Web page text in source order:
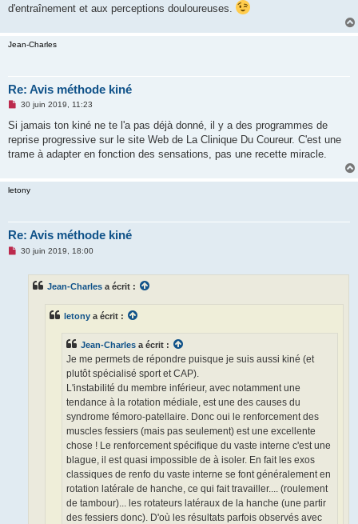
d'entraînement et aux perceptions douloureuses.
Jean-Charles
Re: Avis méthode kiné
M
s
s
a
g
o
n
30 juin 2019, 11:23
Si jamais ton kiné ne te l'a pas déjà donné, il y a des programmes de
reprise progressive sur le site Web de La Clinique Du Coureur. C'est une
trame à adapter en fonction des sensations, pas une recette miracle.
letony
Re: Avis méthode kiné
M30 juin 2019, 18:00
Jean-Charles a écrit :
letony a écrit :
Jean-Charles a écrit :
Je me permets de répondre puisque je suis aussi kiné (et
plutôt spécialisé sport et CAP).
L'instabilité du membre inférieur, avec notamment une
tendance à la rotation médiale, est une des causes du
syndrome fémoro-patellaire. Donc oui le renforcement des
muscles fessiers (mais pas seulement) est une excellente
chose ! Le renforcement spécifique du vaste interne c'est une
blague, il est quasi impossible de à isoler. En fait les exos
classiques de renfo du vaste interne se font généralement en
rotation latérale de hanche, ce qui fait travailler.... (roulement
de tambour)... les rotateurs latéraux de la hanche (une partir
des fessiers donc). D'où les résultats parfois observés avec